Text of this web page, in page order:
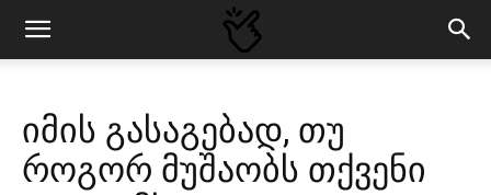
იმის გასაგებად, თუ
როგორ მუშაობს თქვენი